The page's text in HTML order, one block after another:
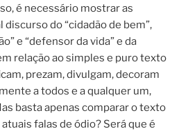
é necessário mostrar as
do “cidadão de bem”,
e “defensor da vida” e da
relação ao simples e puro texto
prezam, divulgam, decoram
a todos e a qualquer um,
basta apenas comparar o texto
falas de ódio? Será que é